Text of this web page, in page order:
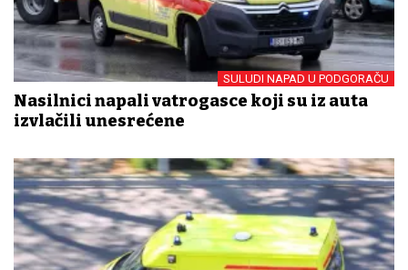
SULUDI NAPAD U PODGORAČU
Nasilnici napali vatrogasce koji su iz auta
izvlačili unesrećene